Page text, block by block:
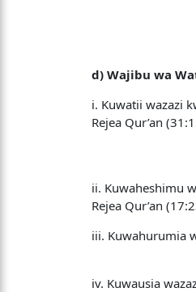
d) Wajibu wa
i. Kuwatii wazazi
Rejea Qur’an
ii. Kuwaheshimu
Rejea Qur’an
iii. Kuwahurumia
iv. Kuwausia